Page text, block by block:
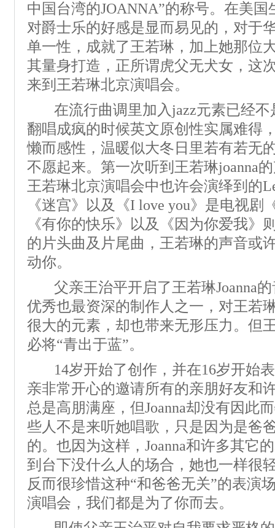
中国台湾的JOANNA”的称号。在美
对爵士乐的好感是显而易见的，对于
单一性，成就了王若琳，加上她那位
其量身打造，正所谓虎父无犬女，这
来到王若琳北京演唱会。
在流行曲调里加入jazz元素已经不
翻唱成疯的时候英文原创性实属难得
懒而感性，温暖似大冬日里若有若无
不愿起来。第一次听到王若琳joanna
王若琳北京演唱会中也许会演绎到的
《迷宫》以及《I love you》是电视剧
《有你的快乐》以及《因为你爱我》
的片头曲及片尾曲，王若琳的声音或
动你。
父亲王治平开启了王若琳Joanna
优秀也最资深的制作人之一，对王若
很大的元素，却也带来无形压力。但
必将“青出于蓝”。
14岁开始了创作，并在16岁开始
亲非常开心的邀请所有的亲朋好友和
总是高朋满座，但Joanna却没有因此
些人不是来听她唱歌，只是因为是爸
的。也因为这样，Joanna和许多其它
到台下没什么人的场合，她也一样很
反而很珍惜这种“和爸爸无关”的表演
演唱会，我们都是为了你而去。